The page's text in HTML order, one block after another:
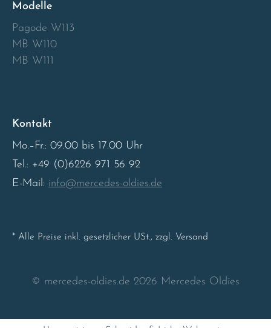
Modelle
Pagode W113
MB W110
MB W111
Kontakt
Mo.–Fr.: 09.00 bis 17.00 Uhr
Tel.: +49 (0)6226 971 56 92
E-Mail: info@mercedes-oldies.de
* Alle Preise inkl. gesetzlicher USt., zzgl. Versand
© mercedes-oldies.de 2026 Mercedes Oldies
Spain